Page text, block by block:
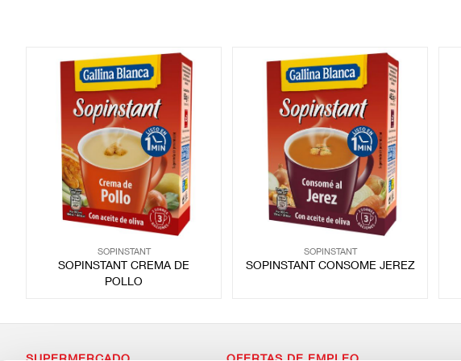
SOPINSTANT
SOPINSTANT CREMA DE
POLLO
SOPINSTANT
SOPINSTANT CONSOME JEREZ